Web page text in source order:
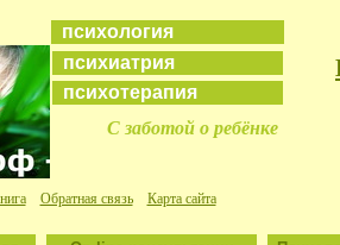
психология
психиатрия
психотерапия
С заботой о ребёнке
Обратная связь Карта сайта